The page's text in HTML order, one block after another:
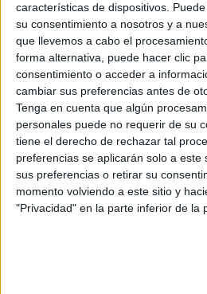
características de dispositivos.
su consentimiento a nosotros y a
que llevemos a cabo el
forma alternativa, puede hacer clic
consentimiento o acceder a
cambiar sus preferencias antes de
Tenga en cuenta que algún
personales puede no requerir de su
tiene el derecho de rechazar tal
preferencias se aplicarán solo a este
sus preferencias o retirar su
momento volviendo a este sitio y
"Privacidad" en la parte inferior de la
¿En qué año terminas (o
Soy estudiante de:*
Términos y
Aceptolos Términos y